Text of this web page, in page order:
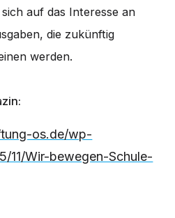
auf das Interesse an
die zukünftig
werden.
os.de/wp-
11/Wir-bewegen-Schule-